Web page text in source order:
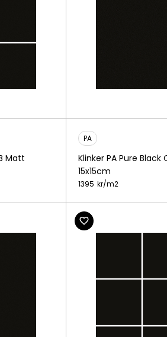
Matt
PA
Klinker PA Pure Black
15x15cm
1395 kr/m2